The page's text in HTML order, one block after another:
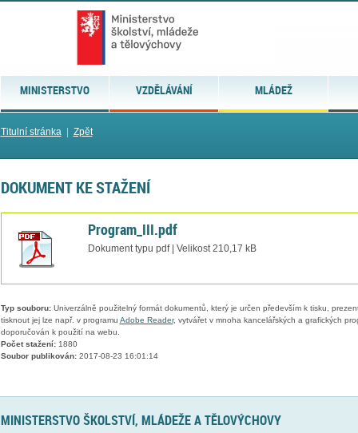
MINISTERSTVO VZDĚLÁVÁNÍ MLÁDEŽ
Titulní stránka| Zpět
DOKUMENT KE STAŽENÍ
Program_III.pdf
Dokument typu pdf | Velikost 210,17 kB
Typ souboru:Univerzálně použitelný formát dokumentů, který je určen především k tisku,
tisknout jej lze např. v programu Adobe Reader, vytvářet v mnoha kancelářských a grafických
doporučován k použití na webu.
Počet stažení:1880
Soubor publikován:2017-08-23 16:01:14
MINISTERSTVO ŠKOLSTVÍ, MLÁDEŽE A TĚLOVÝCHOVY